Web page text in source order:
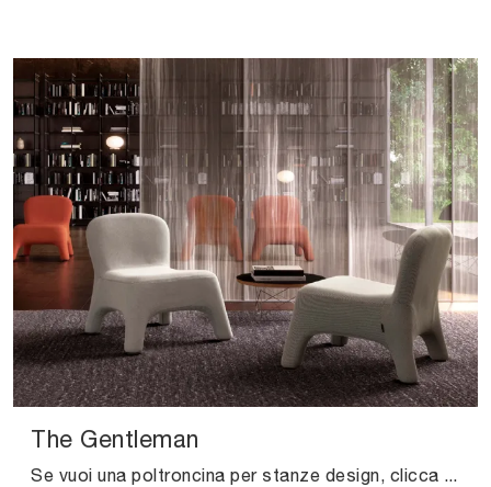
The Gentleman
Se vuoi una poltroncina per stanze design, clicca e leggi di più sul modello The Gentleman in tessuto del brand Valentini.